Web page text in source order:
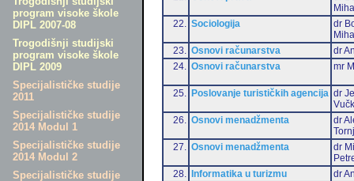
program visoke škole
DIPL 2007-08
Trogodišnji studijski
program visoke škole
DIPL 2009
Specijalističke studije
2011
Specijalističke studije
2014 Modul 1
Specijalističke studije
2014 Modul 2
Specijalističke studije
22.
Sociologija
dr
23.
Osnovi računarstva
dr
24.
Osnovi računarstva mr
25. Poslovanje turističkih agencija dr
26.
Osnovi menadžmenta
dr
27.
Osnovi menadžmenta
dr
28.
Informatika u turizmu
dr